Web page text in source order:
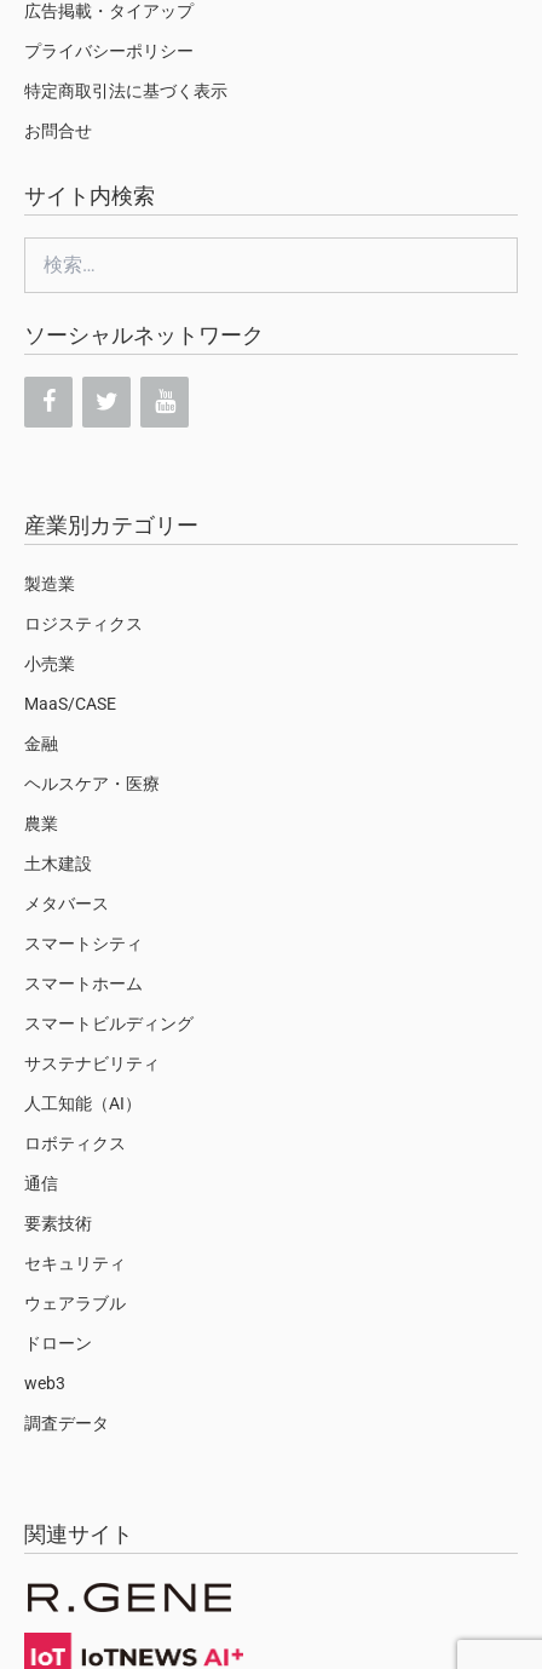
広告掲載・タイアップ
プライバシーポリシー
特定商取引法に基づく表示
お問合せ
サイト内検索
索:
ソーシャルネットワーク
産業別カテゴリー
製造業
ロジスティクス
小売業
MaaS/CASE
金融
ヘルスケア・医療
農業
土木建設
メタバース
スマートシティ
スマートホーム
スマートビルディング
サステナビリティ
人工知能（AI）
ロボティクス
通信
要素技術
セキュリティ
ウェアラブル
ドローン
web3
調査データ
関連サイト